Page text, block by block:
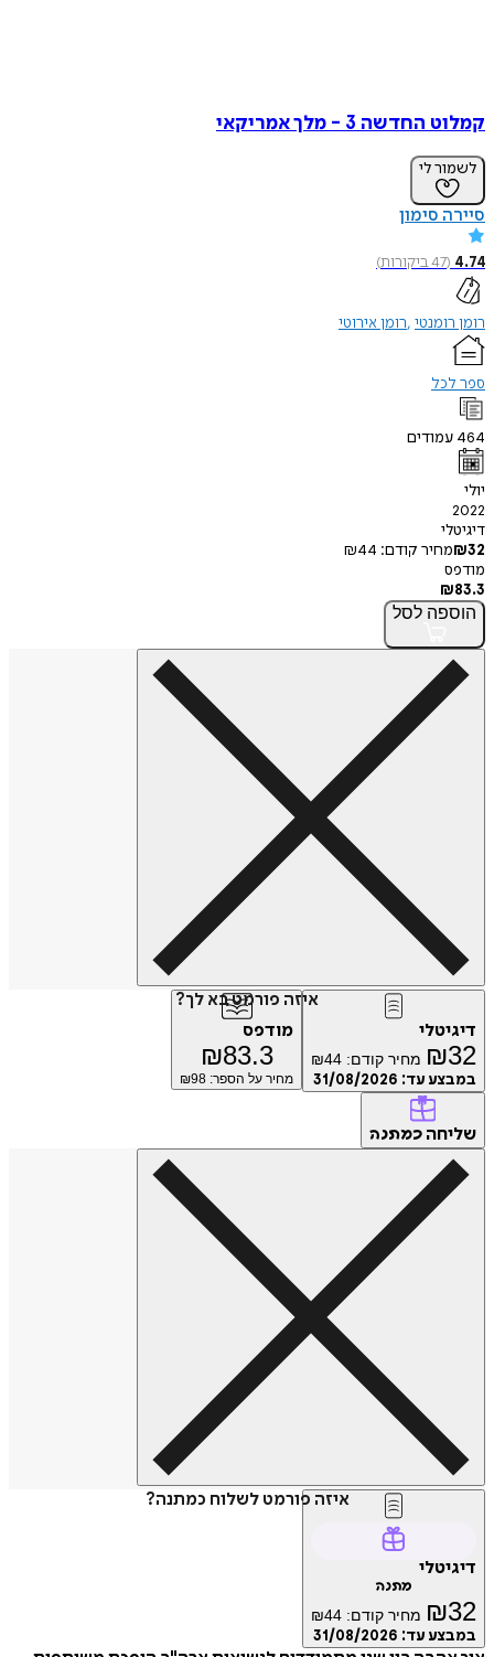
קמלוט החדשה 3 - מלך אמריקאי
לשמור לי
סיירה סימון
4.74
(
47ביקורות)
רומן רומנטי רומן אירוטי
ספר לכל
464 עמודים
יולי
2022
דיגיטלי
₪32 מחיר קודם: ₪44
מודפס
₪83.3
הוספה לסל
איזה פורמט בא לך?
דיגיטלי
₪32 מחיר קודם: ₪44
במבצע עד: 31/08/2026
מודפס
₪83.3
מחיר על הספר: ₪ 98
שליחה כמתנה
איזה פורמט לשלוח כמתנה?
דיגיטלי
מתנה
₪32 מחיר קודם: ₪44
במבצע עד: 31/08/2026